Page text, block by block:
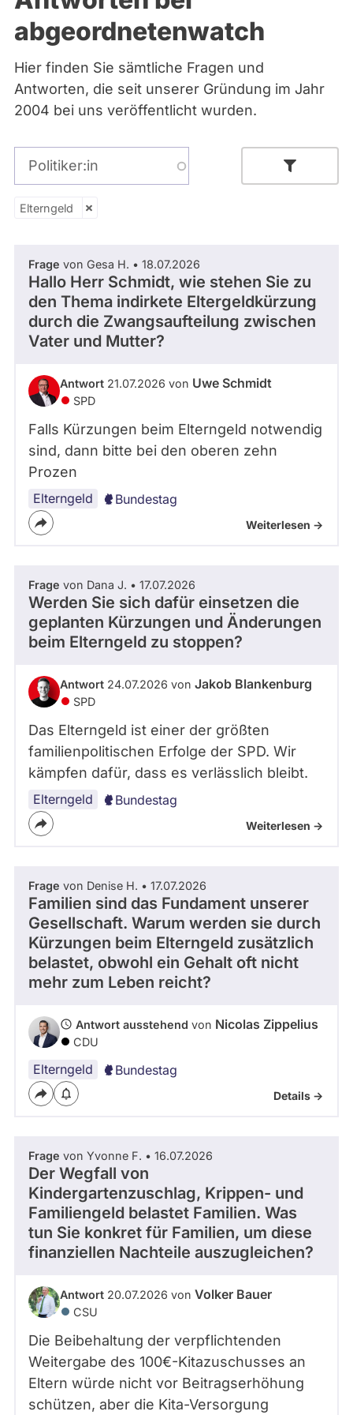
Bremen
Hamburg
Hessen
Mecklenburg-Vorpommern
Niedersachsen
Nordrhein-Westfalen
Rheinland-Pfalz
Sachsen-Anhalt
Schleswig-Holstein
Thüringen
Über uns
Spenden
abgeordnetenwatch
Hier finden Sie sämtliche Fragen und
Antworten, die seit unserer Gründung im Jahr
2004 bei uns veröffentlicht wurden.
Elterngeld
Parlamentsperiode
Partei
- Alle -
Frage Status
- Alle -
Zeitraum
Elterngeld
Frage von Gesa H. • 18.07.2026
Hallo Herr Schmidt, wie stehen Sie zu
den Thema indirkete Eltergeldkürzung
durch die Zwangsaufteilung zwischen
Vater und Mutter?
Antwort 21.07.2026 von Uwe Schmidt
SPD
Falls Kürzungen beim Elterngeld notwendig
sind, dann bitte bei den oberen zehn
Prozen
Elterngeld Bundestag
Weiterlesen ->
Frage von Dana J. • 17.07.2026
Werden Sie sich dafür einsetzen die
geplanten Kürzungen und Änderungen
beim Elterngeld zu stoppen?
Antwort 24.07.2026 von Jakob Blankenburg
SPD
Das Elterngeld ist einer der größten
familienpolitischen Erfolge der SPD. Wir
kämpfen dafür, dass es verlässlich bleibt.
Elterngeld Bundestag
Weiterlesen ->
Frage von Denise H. • 17.07.2026
Familien sind das Fundament unserer
Gesellschaft. Warum werden sie durch
Kürzungen beim Elterngeld zusätzlich
belastet, obwohl ein Gehalt oft nicht
mehr zum Leben reicht?
Antwort ausstehend von Nicolas Zippelius
CDU
Elterngeld Bundestag
Details ->
Frage von Yvonne F. • 16.07.2026
Der Wegfall von
Kindergartenzuschlag, Krippen- und
Familiengeld belastet Familien. Was
tun Sie konkret für Familien, um diese
finanziellen Nachteile auszugleichen?
Antwort 20.07.2026 von Volker Bauer
CSU
Die Beibehaltung der verpflichtenden
Weitergabe des 100€-Kitazuschusses an
Eltern würde nicht vor Beitragserhöhung
schützen, aber die Kita-Versorgung